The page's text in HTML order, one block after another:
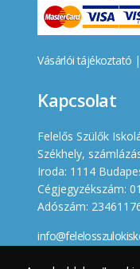
Vásárlói tájékoztató |
Kapcsolat
Felelős Szülők
Székhely,
Iroda: 1114
Cégjegyzékszám:
Adószám: